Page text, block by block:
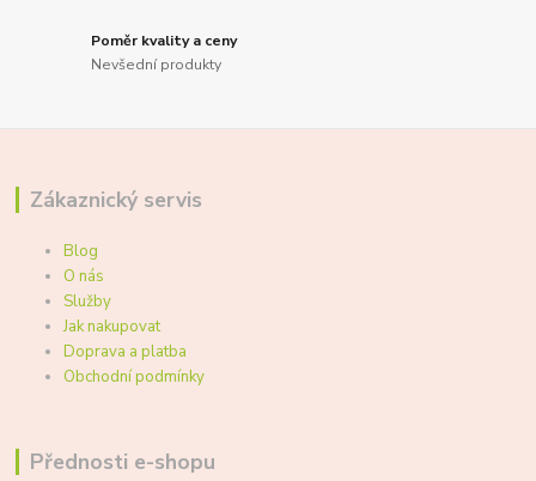
Poměr kvality a ceny
Nevšední produkty
Zákaznický servis
Blog
O nás
Služby
Jak nakupovat
Doprava a platba
Obchodní podmínky
Přednosti e-shopu